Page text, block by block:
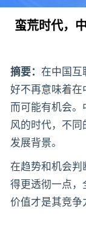
蛮荒时代，
摘要： 在中国互
好不再意味着在
而可能有机会
风的时代，不
发展背景。
在趋势和机会判
得更透彻一点，
价值才是其竞争